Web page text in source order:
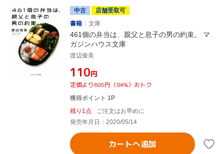
中古
店舗受取可
書籍
文庫
461個の弁当は、親父と息子の男の約束。 マ
ガジンハウス文庫
渡辺俊美
¥110円
定価より605円（84%）おトク
獲得ポイント 1P
残り1点
ご注文はお早めに
発売年月日：2020/05/14
カートへ追加